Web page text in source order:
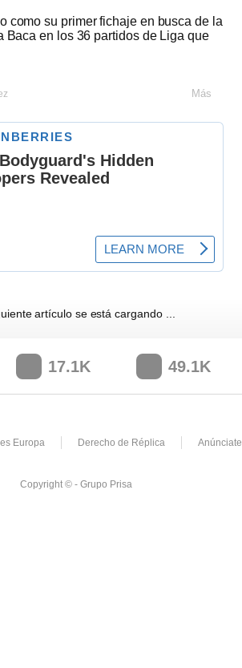
como su primer fichaje en busca de la
en los 36 partidos de Liga que
Más
artículo se está cargando
17.1K 49.1K
Europa Derecho de Réplica Anúnciate
Copyright © - Grupo Prisa